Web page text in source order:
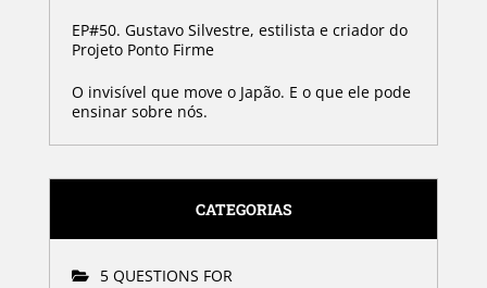
EP#50. Gustavo Silvestre, estilista e criador do
Projeto Ponto Firme
O invisível que move o Japão. E o que ele pode
ensinar sobre nós.
CATEGORIAS
5 QUESTIONS FOR